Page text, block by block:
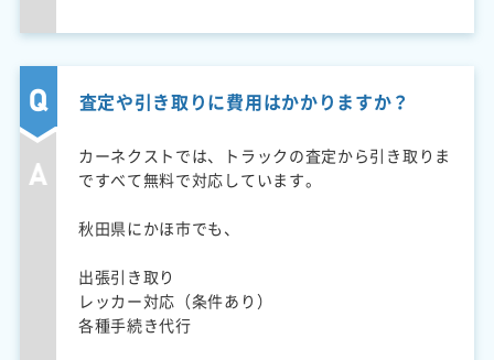
査定や引き取りに費用はかかりますか？
カーネクストでは、トラックの査定から引き取りま
ですべて無料で対応しています。
秋田県にかほ市でも、
出張引き取り
レッカー対応（条件あり）
各種手続き代行